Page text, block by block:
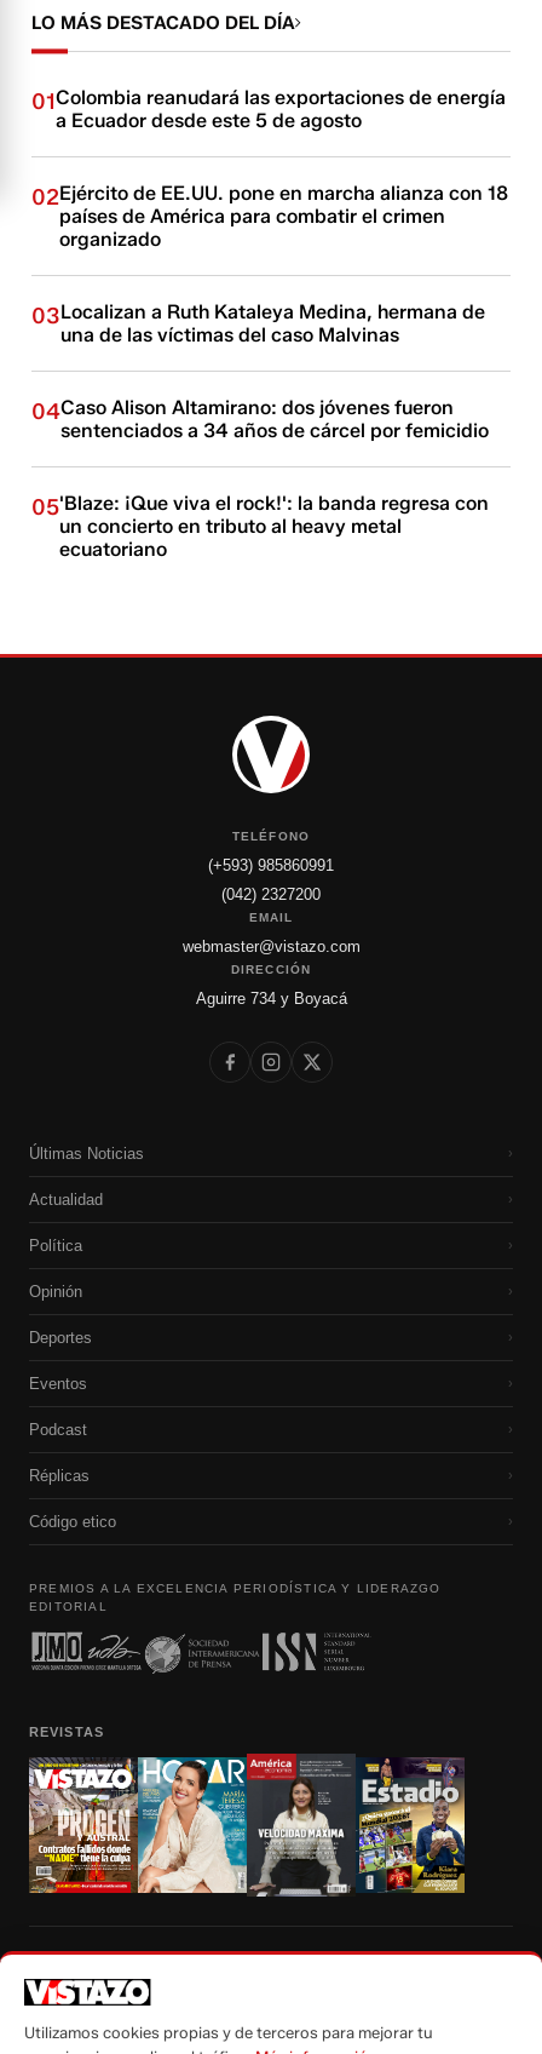
LO MÁS DESTACADO DEL DÍA
01Colombia reanudará las exportaciones de energía
a Ecuador desde este 5 de agosto
02Ejército de EE.UU. pone en marcha alianza con 18
países de América para combatir el crimen
organizado
03Localizan a Ruth Kataleya Medina, hermana de
una de las víctimas del caso Malvinas
04Caso Alison Altamirano: dos jóvenes fueron
sentenciados a 34 años de cárcel por femicidio
05'Blaze: ¡Que viva el rock!': la banda regresa con
un concierto en tributo al heavy metal
ecuatoriano
TELÉFONO
(+593) 985860991
(042) 2327200
EMAIL
webmaster@vistazo.com
DIRECCIÓN
Aguirre 734 y Boyacá
Últimas Noticias ›
Actualidad ›
Política ›
Opinión ›
Deportes ›
Eventos ›
Podcast ›
Réplicas ›
Código etico ›
PREMIOS A LA EXCELENCIA PERIODÍSTICA Y LIDERAZGO
EDITORIAL
REVISTAS
autorización escrita de su titular, de todos los contenidos de Vistazo.com.
Utilizamos cookies propias y de terceros para mejorar tu